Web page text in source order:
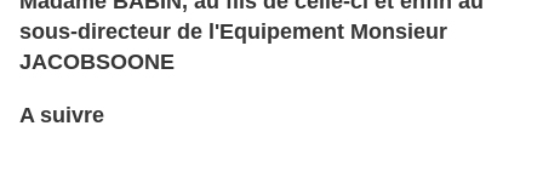
sous-directeur de l'Equipement Monsieur
JACOBSOONE
A suivre